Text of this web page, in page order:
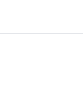
EERBETOON